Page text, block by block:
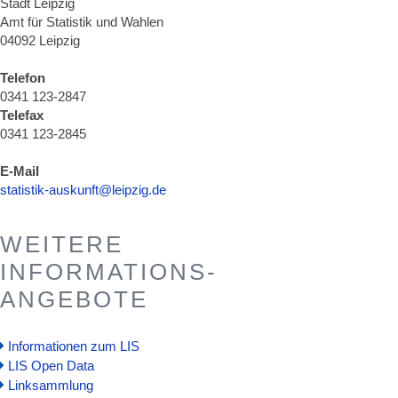
Amt für Statistik und Wahlen
04092 Leipzig
Telefon
0341 123-2847
Telefax
0341 123-2845
E-Mail
statistik-auskunft@leipzig.de
WEITERE
INFORMATIONS-
ANGEBOTE
Informationen zum LIS
LIS Open Data
Linksammlung